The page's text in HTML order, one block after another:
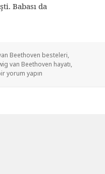
Babası da
Beethoven
Beethoven besteleri,
van Beethoven hayatı,
van Beethoven için
yorum yapın